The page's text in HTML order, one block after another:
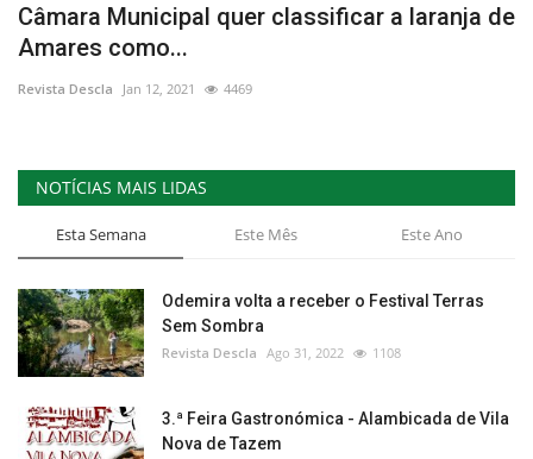
Educação
Estatuto Editorial
Saúde
Ficha técnica
Cultura
Lazer
Ambiente
Câmara Municipal quer classificar a laranja de
Amares como...
Revista Descla Jan 12, 2021 4469
NOTÍCIAS MAIS LIDAS
Esta Semana Este Mês Este Ano
Odemira volta a receber o Festival Terras
Sem Sombra
Revista Descla Ago 31, 2022 1108
3.ª Feira Gastronómica - Alambicada de Vila
Nova de Tazem